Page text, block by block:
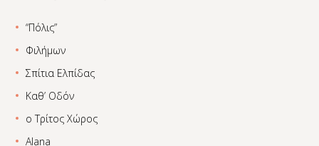
“Πόλις”
Φιλήμων
Σπίτια Ελπίδας
Καθ’ Οδόν
ο Τρίτος Χώρος
Alana